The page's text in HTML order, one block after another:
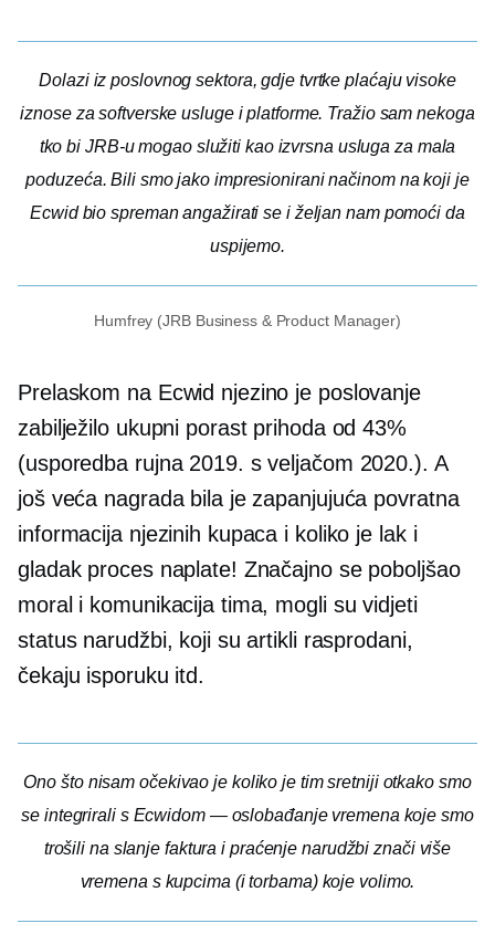
Dolazi iz poslovnog sektora, gdje tvrtke plaćaju visoke
iznose za softverske usluge i platforme. Tražio sam nekoga
tko bi JRB-u mogao služiti kao izvrsna usluga za mala
poduzeća. Bili smo jako impresionirani načinom na koji je
Ecwid bio spreman angažirati se i željan nam pomoći da
uspijemo.
Humfrey (JRB Business & Product Manager)
Prelaskom na Ecwid njezino je poslovanje
zabilježilo ukupni porast prihoda od 43%
(usporedba rujna 2019. s veljačom 2020.). A
još veća nagrada bila je zapanjujuća povratna
informacija njezinih kupaca i koliko je lak i
gladak proces naplate! Značajno se poboljšao
moral i komunikacija tima, mogli su vidjeti
status narudžbi, koji su artikli rasprodani,
čekaju isporuku itd.
Ono što nisam očekivao je koliko je tim sretniji otkako smo
se integrirali s Ecwidom — oslobađanje vremena koje smo
trošili na slanje faktura i praćenje narudžbi znači više
vremena s kupcima (i torbama) koje volimo.